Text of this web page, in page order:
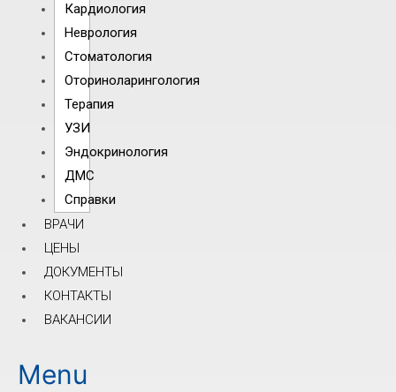
Кардиология
Неврология
Стоматология
Оториноларингология
Терапия
УЗИ
Эндокринология
ДМС
Справки
ВРАЧИ
ЦЕНЫ
ДОКУМЕНТЫ
КОНТАКТЫ
ВАКАНСИИ
Menu